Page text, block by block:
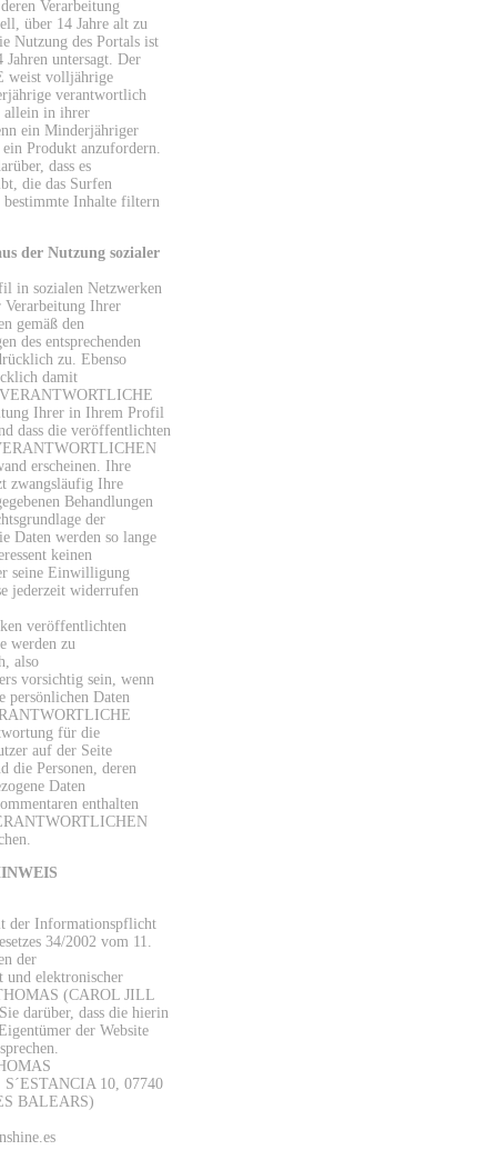
Verarbeitung
über 14 Jahre alt zu
Nutzung des Portals ist
untersagt. Der
weist volljährige
verantwortlich
allein in ihrer
ein Minderjähriger
Produkt anzufordern.
dass es
die das Surfen
bestimmte Inhalte filtern
der Nutzung sozialer
in sozialen Netzwerken
Verarbeitung Ihrer
gemäß den
des entsprechenden
zu. Ebenso
damit
VERANTWORTLICHE
Ihrer in Ihrem Profil
dass die veröffentlichten
erscheinen. Ihre
zwangsläufig Ihre
Behandlungen
der
Daten werden so lange
keinen
seine Einwilligung
jederzeit widerrufen
veröffentlichten
werden zu
also
vorsichtig sein, wenn
persönlichen Daten
für die
auf der Seite
die Personen, deren
Daten
enthalten
der Informationspflicht
34/2002 vom 11.
der
und elektronischer
(CAROL JILL
darüber, dass die hierin
der Website
10, 07740
BALEARS)